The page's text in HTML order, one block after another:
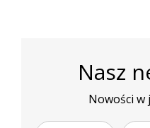
Nasz
Nowości w